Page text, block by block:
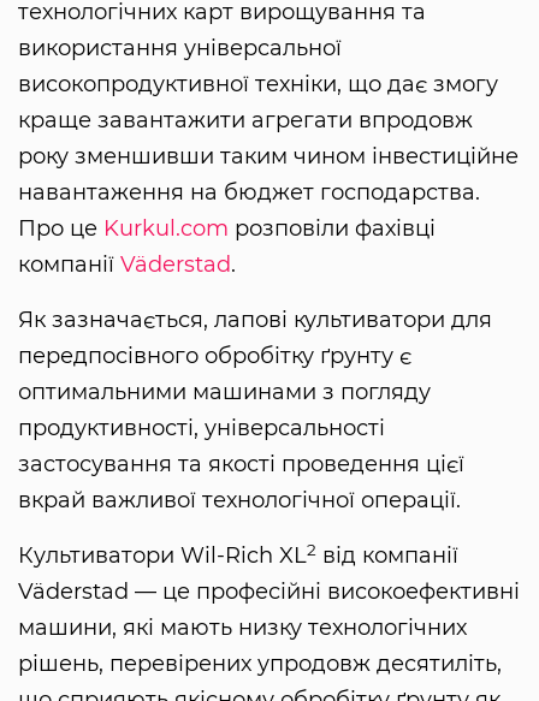
технологічних карт вирощування та
використання універсальної
високопродуктивної техніки, що дає змогу
краще завантажити агрегати впродовж
року зменшивши таким чином інвестиційне
навантаження на бюджет господарства.
Про це Kurkul.com розповіли фахівці
компанії Väderstad.
Як зазначається, лапові культиватори для
передпосівного обробітку ґрунту є
оптимальними машинами з погляду
продуктивності, універсальності
застосування та якості проведення цієї
вкрай важливої технологічної операції.
Культиватори Wil-Rich XL2 від компанії
Väderstad — це професійні високоефективні
машини, які мають низку технологічних
рішень, перевірених упродовж десятиліть,